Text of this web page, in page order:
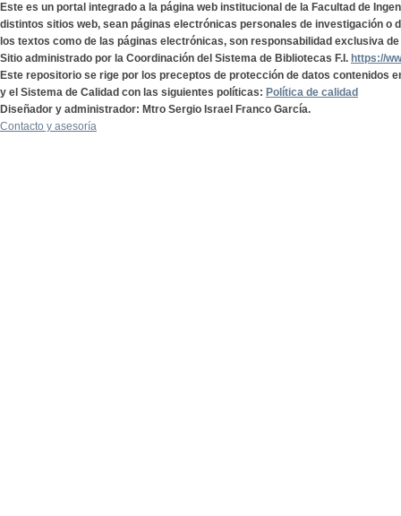
Este es un portal integrado a la página web institucional de la Facultad de
distintos sitios web, sean páginas electrónicas personales de investigación o
los textos como de las páginas electrónicas, son responsabilidad exclusiva
Sitio administrado por la Coordinación del Sistema de Bibliotecas F.I. https://
Este repositorio se rige por los preceptos de protección de datos contenidos
y el Sistema de Calidad con las siguientes políticas: Política de calidad
Diseñador y administrador: Mtro Sergio Israel Franco García.
Contacto y asesoría